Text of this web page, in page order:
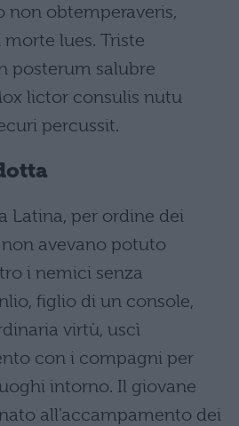
non obtemperaveris,
lues. Triste
posterum salubre
lictor consulis nutu
percussit.
Latina, per ordine dei
avevano potuto
i nemici senza
figlio di un console,
virtù, uscì
con i compagni per
intorno. Il giovane
all'accampamento dei